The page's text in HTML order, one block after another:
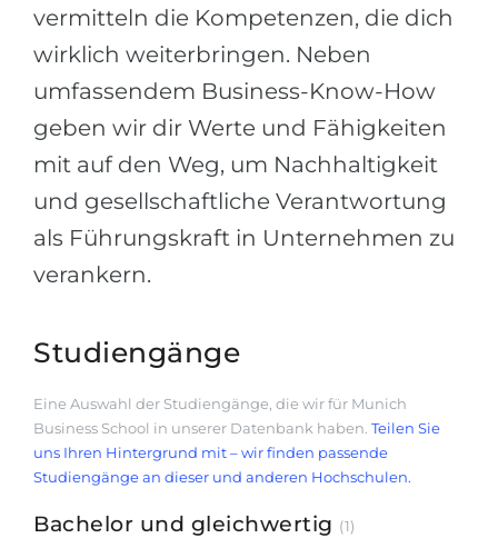
vermitteln die Kompetenzen, die dich
wirklich weiterbringen. Neben
umfassendem Business-Know-How
geben wir dir Werte und Fähigkeiten
mit auf den Weg, um Nachhaltigkeit
und gesellschaftliche Verantwortung
als Führungskraft in Unternehmen zu
verankern.
Studiengänge
Eine Auswahl der Studiengänge, die wir für Munich
Business School in unserer Datenbank haben. Teilen Sie
uns Ihren Hintergrund mit – wir finden passende
Studiengänge an dieser und anderen Hochschulen.
Bachelor und gleichwertig (1)